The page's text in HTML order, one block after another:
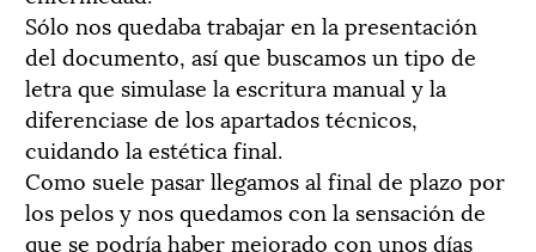
Sólo nos quedaba trabajar en la presentación
del documento, así que buscamos un tipo de
letra que simulase la escritura manual y la
diferenciase de los apartados técnicos,
cuidando la estética final.
Como suele pasar llegamos al final de plazo por
los pelos y nos quedamos con la sensación de
que se podría haber mejorado con unos días